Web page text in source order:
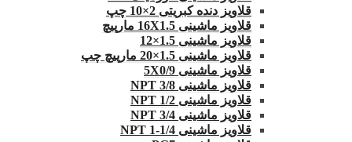
قلاویز دنده کبریتی 2×10 چپ
قلاویز ماشینی 16X1.5 مارپیچ
قلاویز ماشینی 1.5×12
قلاویز ماشینی 1.5×20 مارپیچ چپ
قلاویز ماشینی 5X0/9
قلاویز ماشینی 3/8 NPT
قلاویز ماشینی 1/2 NPT
قلاویز ماشینی 3/4 NPT
قلاویز ماشینی 1/4-1 NPT